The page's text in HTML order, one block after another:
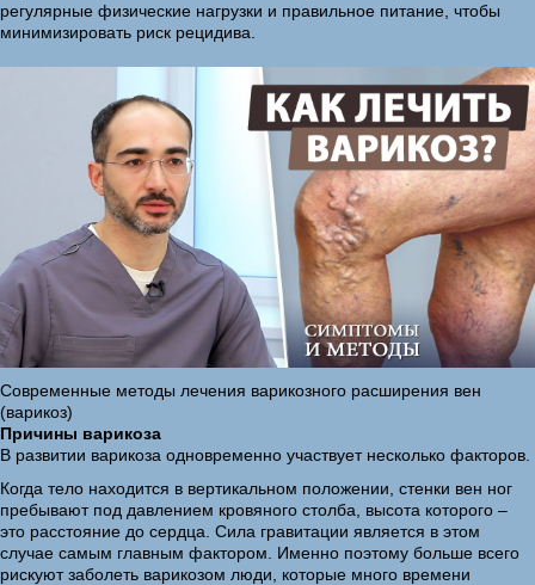
регулярные физические нагрузки и правильное питание, чтобы
минимизировать риск рецидива.
Современные методы лечения варикозного расширения вен
(варикоз)
Причины варикоза
В развитии варикоза одновременно участвует несколько факторов.
Когда тело находится в вертикальном положении, стенки вен ног
пребывают под давлением кровяного столба, высота которого –
это расстояние до сердца. Сила гравитации является в этом
случае самым главным фактором. Именно поэтому больше всего
рискуют заболеть варикозом люди, которые много времени